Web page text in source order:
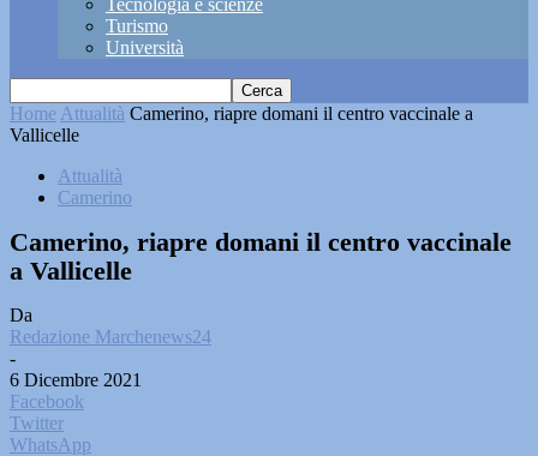
Tecnologia e scienze
Turismo
Università
Home Attualità Camerino, riapre domani il centro vaccinale a
Vallicelle
Attualità
Camerino
Camerino, riapre domani il centro vaccinale
a Vallicelle
Da
Redazione Marchenews24
-
6 Dicembre 2021
Facebook
Twitter
WhatsApp